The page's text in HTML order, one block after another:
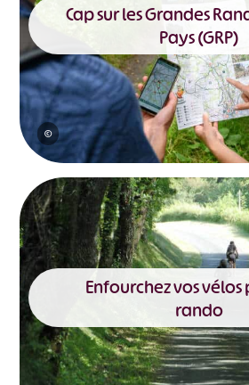
©
Cap sur les Grandes
Pays (GRP)
Enfourchez vos vélos
rando